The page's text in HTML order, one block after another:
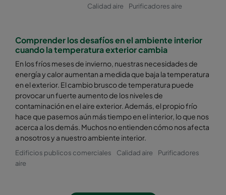
Hi-Flo A B6 ePM2,5 50% M6
Hi-Flo A A6-63 ePM2,5 50% M6
Hi-Flo A C6 ePM2,5 50%
Hi-Flo A C6-33 ePM2,5 50% M6
Hi-Flo M M7 ES ePM1 60%
Calidad aire
Purificadores aire
Comprender los desafíos en el ambiente interior
cuando la temperatura exterior cambia
En los fríos meses de invierno, nuestras necesidades de
energía y calor aumentan a medida que baja la temperatura
en el exterior. El cambio brusco de temperatura puede
provocar un fuerte aumento de los niveles de
contaminación en el aire exterior. Además, el propio frío
hace que pasemos aún más tiempo en el interior, lo que nos
acerca a los demás. Muchos no entienden cómo nos afecta
a nosotros y a nuestro ambiente interior.
Edificios publicos comerciales Calidad aire
Purificadores
aire